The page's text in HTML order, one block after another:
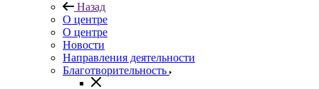
Назад
О центре
О центре
Новости
Направления деятельности
Благотворительность